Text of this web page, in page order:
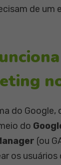
de um
do Google,
do
(ou
os